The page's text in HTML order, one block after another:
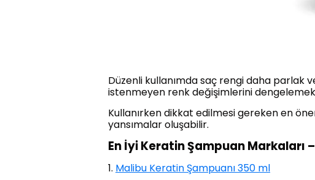
Düzenli kullanımda saç rengi daha parlak
istenmeyen renk değişimlerini
Kullanırken dikkat edilmesi gereken en
yansımalar oluşabilir.
En İyi Keratin Şampuan Markaları
1. Malibu Keratin Şampuanı 350 ml